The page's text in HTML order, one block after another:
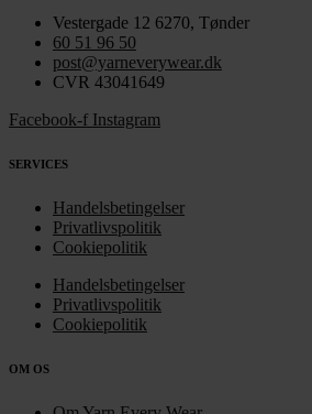
Vestergade 12 6270, Tønder
60 51 96 50
post@yarneverywear.dk
CVR 43041649
Facebook-f Instagram
SERVICES
Handelsbetingelser
Privatlivspolitik
Cookiepolitik
Handelsbetingelser
Privatlivspolitik
Cookiepolitik
OM OS